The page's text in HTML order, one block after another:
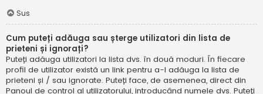
Sus
Cum puteți adăuga sau șterge utilizatori din lista de
prieteni și ignorați?
Puteți adăuga utilizatori la lista dvs. în două moduri. În fiecare
profil de utilizator există un link pentru a-l adăuga la lista de
prieteni și / sau ignorate. Puteți face, de asemenea, direct din
Panoul de control al utilizatorului, introducând numele dvs. Puteți